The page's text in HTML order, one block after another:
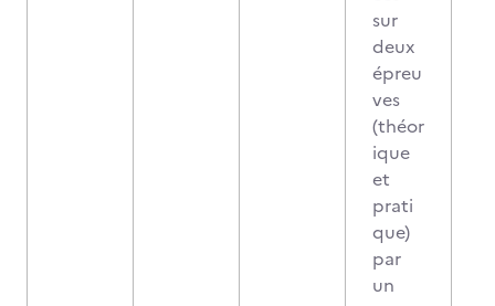
sur
deux
épreu
ves
(théor
ique
et
prati
que)
par
un